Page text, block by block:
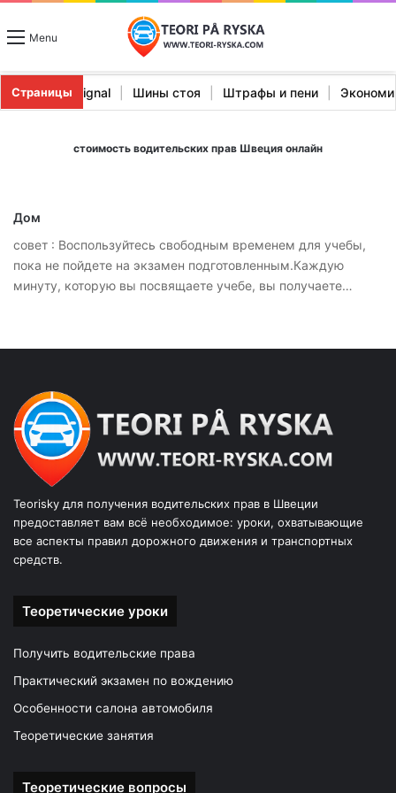
Menu
СтраницыStopp Signal | Шины стоя | Штрафы и пени |
стоимость водительских прав Швеция онлайн
Дом
совет : Воспользуйтесь свободным временем для учебы,
пока не пойдете на экзамен подготовленным.Каждую
минуту, которую вы посвящаете учебе, вы получаете…
Teorisky для получения водительских прав в Швеции
предоставляет вам всё необходимое: уроки, охватывающие
все аспекты правил дорожного движения и транспортных
средств.
Теоретические уроки
Получить водительские права
Практический экзамен по вождению
Особенности салона автомобиля
Теоретические занятия
Теоретические вопросы